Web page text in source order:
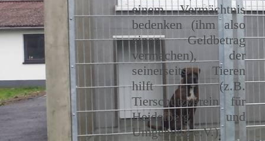
einem Vermächtnis
bedenken (ihm also
einen Geldbetrag
vermachen), der
seinerseits Tieren
hilft (z.B.
Tierschutzverein für
Heidelberg und
Umgebung e.V.).